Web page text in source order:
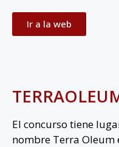
Ir a la web
El concurso tiene
nombre Terra Oleum